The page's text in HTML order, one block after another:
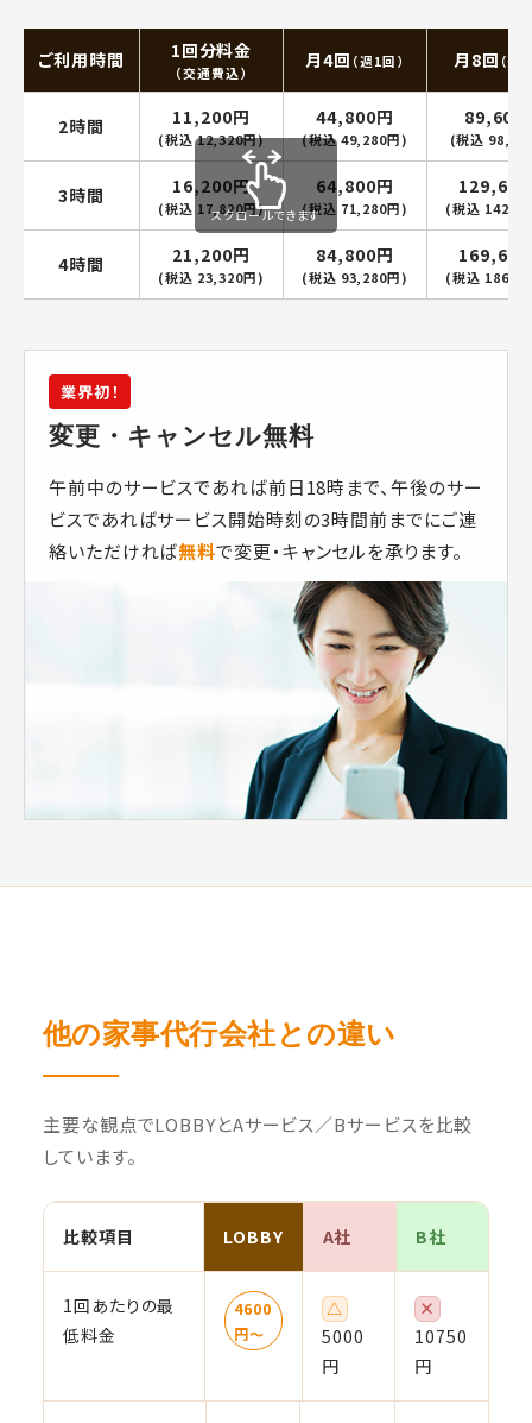
ご利用時間 1回分料金
（交通費込）
月4回 （週1回） 月8回 （週
2時間 11,200円
(税込 12,320円)
44,800円
(税込 49,280円)
89,600
(税込
3時間 16,200円
(税込 17,820円)
64,800円
(税込 71,280円) (税込
4時間 21,200円
(税込 23,320円)
84,800円
(税込 93,280円) (税込
スクロールできます
業界初！
変更・キャンセル無料
午前中のサービスであれば前日18時まで、午後のサー
ビスであればサービス開始時刻の3時間前までにご連
絡いただければ無料で変更・キャンセルを承ります。
他の家事代行会社との違い
主要な観点でLOBBYとAサービス／Bサービスを比較
しています。
比較項目 LOBBY A社 B社
1回あたりの最
低料金
4600
円〜
△
5000
円
×
10750
円